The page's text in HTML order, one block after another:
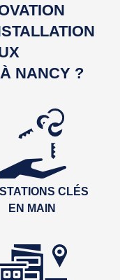
NANCY ?
CLÉS
EN MAIN